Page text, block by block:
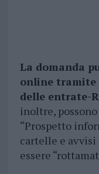
La domanda
online tramite
delle entrate-
inoltre,
“Prospetto
cartelle e avvisi
essere